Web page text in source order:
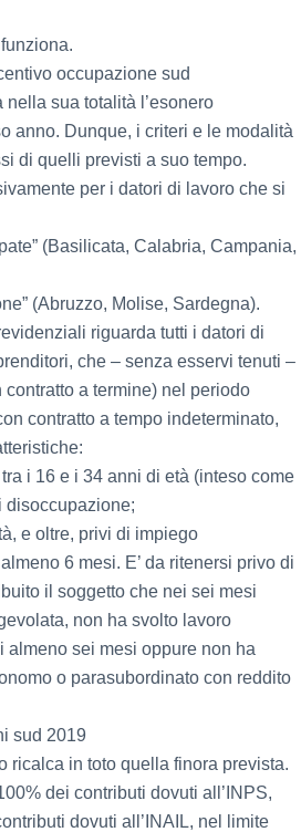
occupazione sud
nella sua totalità l’esonero
anno. Dunque, i criteri e le modalità
di quelli previsti a suo tempo.
per i datori di lavoro che si
(Basilicata, Calabria, Campania,
(Abruzzo, Molise, Sardegna).
riguarda tutti i datori di
che – senza esservi tenuti –
a termine) nel periodo
contratto a tempo indeterminato,
i 16 e i 34 anni di età (inteso come
disoccupazione;
e oltre, privi di impiego
6 mesi. E’ da ritenersi privo di
il soggetto che nei sei mesi
non ha svolto lavoro
almeno sei mesi oppure non ha
o parasubordinato con reddito
sud 2019
ricalca in toto quella finora prevista.
dei contributi dovuti all’INPS,
dovuti all’INAIL, nel limite